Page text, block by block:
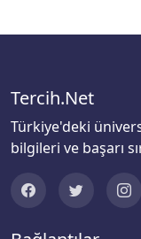
Tercih.Net
Türkiye'deki
bilgileri ve başarı